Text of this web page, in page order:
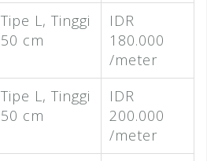
Tipe L, Tinggi
50 cm
IDR
180.000
/meter
Tipe L, Tinggi
50 cm
IDR
200.000
/meter